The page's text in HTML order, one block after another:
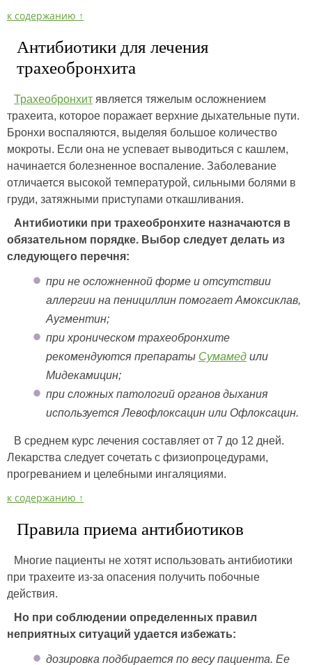
к содержанию ↑
Антибиотики для лечения
трахеобронхита
Трахеобронхит является тяжелым осложнением
трахеита, которое поражает верхние дыхательные пути.
Бронхи воспаляются, выделяя большое количество
мокроты. Если она не успевает выводиться с кашлем,
начинается болезненное воспаление. Заболевание
отличается высокой температурой, сильными болями в
груди, затяжными приступами откашливания.
Антибиотики при трахеобронхите назначаются в
обязательном порядке. Выбор следует делать из
следующего перечня:
при не осложненной форме и отсутствии
аллергии на пенициллин помогает Амоксиклав,
Аугментин;
при хроническом трахеобронхите
рекомендуются препараты Сумамед или
Мидекамицин;
при сложных патологий органов дыхания
используется Левофлоксацин или Офлоксацин.
В среднем курс лечения составляет от 7 до 12 дней.
Лекарства следует сочетать с физиопроцедурами,
прогреванием и целебными ингаляциями.
к содержанию ↑
Правила приема антибиотиков
Многие пациенты не хотят использовать антибиотики
при трахеите из-за опасения получить побочные
действия.
Но при соблюдении определенных правил
неприятных ситуаций удается избежать:
дозировка подбирается по весу пациента. Ее